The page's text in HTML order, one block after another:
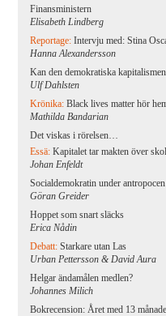
Finansministern
Elisabeth Lindberg
Reportage:Intervju med: Stina
Hanna Alexandersson
Kan den demokratiska
Ulf Dahlsten
Krönika:Black lives matter hör
Mathilda Bandarian
Det viskas i rörelsen…
Essä:Kapitalet tar makten över
Johan Enfeldt
Socialdemokratin under antropocen
Göran Greider
Hoppet som snart släcks
Erica Nådin
Debatt:Starkare utan Las
Urban Pettersson & David Aura
Helgar ändamålen medlen?
Johannes Milich
Bokrecension: Året med 13